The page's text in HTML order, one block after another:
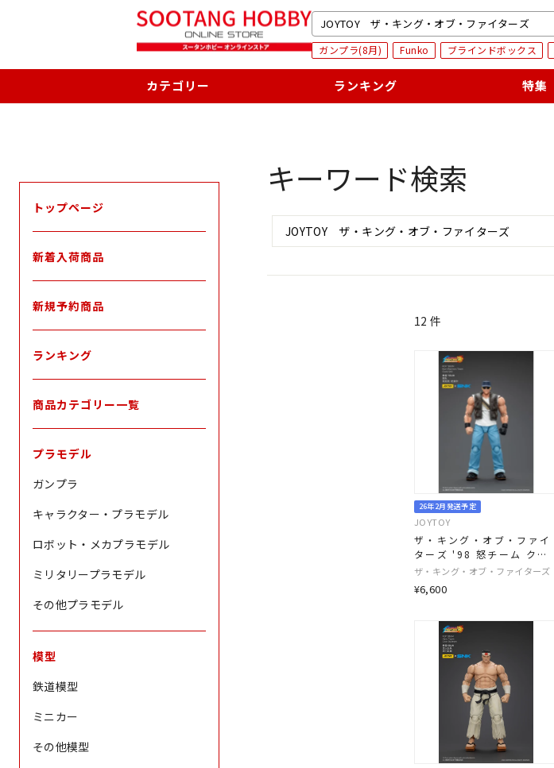
SEARCH
ガンプラ(8月) Funko ブラインドボックス
カテゴリー ランキング 特集
トップページ
新着入荷商品
新規予約商品
ランキング
商品カテゴリー一覧
プラモデル
ガンプラ
キャラクター・プラモデル
ロボット・メカプラモデル
ミリタリープラモデル
その他プラモデル
模型
鉄道模型
ミニカー
その他模型
キーワード検索
12 件
26年2月発送予定
JOYTOY
ザ・キング・オブ・ファイ
ターズ '98 怒チーム クラ
ーク・スティル 1/18スケ
ザ・キング・オブ・ファイターズ
¥6,600